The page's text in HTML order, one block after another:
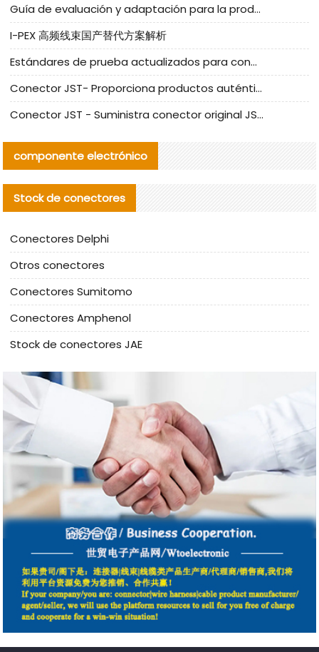
Guía de evaluación y adaptación para la producción en serie de componentes de cables nacionales para CNC Tech
I-PEX 高频线束国产替代方案解析
Estándares de prueba actualizados para conectores nacionales bajo la referencia de CLIFF
Conector JST- Proporciona productos auténticos y alternativos del conector JST NSHR-02V-S
Conector JST - Suministra conector original JST GHR-09V-S | productos alternativos
componente electrónico
Stock de conectores
Conectores Delphi
Otros conectores
Conectores Sumitomo
Conectores Amphenol
Stock de conectores JAE